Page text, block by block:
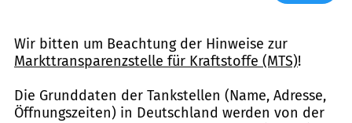
Wir bitten um Beachtung der Hinweise zur
Markttransparenzstelle für Kraftstoffe (MTS)!
Die Grunddaten der Tankstellen (Name, Adresse,
Öffnungszeiten) in Deutschland werden von der